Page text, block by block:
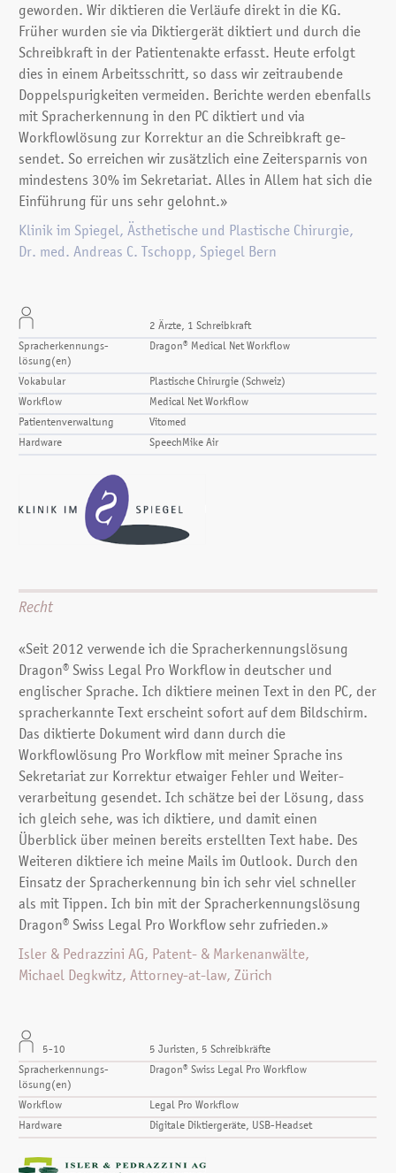
geworden. Wir diktieren die Verläufe direkt in die KG.
Früher wurden sie via Diktiergerät diktiert und durch die
Schreibkraft in der Patientenakte erfasst. Heute erfolgt
dies in einem Arbeitsschritt, so dass wir zeitraubende
Doppelspurigkeiten vermeiden. Berichte werden eben­falls
mit Spracherkennung in den PC diktiert und via
Workflowlösung zur Korrektur an die Schreibkraft ge­
sendet. So erreichen wir zusätzlich eine Zeitersparnis von
mindestens 30% im Sekretariat. Alles in Allem hat sich die
Einführung für uns sehr gelohnt.»
Klinik im Spiegel, Ästhetische und Plastische Chirurgie,
Dr. med. Andreas C. Tschopp, Spiegel Bern
2 Ärzte, 1 Schreibkraft
Spracherkennungs­
lösung(en)
Dragon® Medical Net Workflow
Vokabular
Plastische Chirurgie (Schweiz)
Workflow
Medical Net Workflow
Patientenverwaltung
Vitomed
Hardware
SpeechMike Air
Recht
«Seit 2012 verwende ich die Sprach­erkennungs­lösung
Dragon® Swiss Legal Pro Workflow in deutscher und
englischer Sprache. Ich diktiere meinen Text in den PC, der
spracherkannte Text erscheint sofort auf dem Bildschirm.
Das diktierte Dokument wird dann durch die
Workflowlösung Pro Workflow mit meiner Sprache ins
Sekretariat zur Korrektur etwaiger Fehler und Weiter­
verarbeitung gesendet. Ich schätze bei der Lösung, dass
ich gleich sehe, was ich diktiere, und damit einen
Überblick über meinen bereits erstellten Text habe. Des
Weiteren diktiere ich meine Mails im Outlook. Durch den
Einsatz der Spracherkennung bin ich sehr viel schneller
als mit Tippen. Ich bin mit der Sprach­erkennungs­lösung
Dragon® Swiss Legal Pro Workflow sehr zufrieden.»
Isler & Pedrazzini AG, Patent- & Markenanwälte,
Michael Degkwitz, Attorney-at-law, Zürich
5-10
5 Juristen, 5 Schreibkräfte
Spracherkennungs­
lösung(en)
Dragon® Swiss Legal Pro Workflow
Workflow
Legal Pro Workflow
Hardware
Digitale Diktiergeräte, USB-Headset